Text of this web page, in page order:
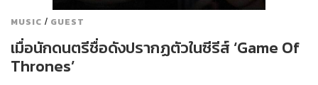
MUSIC / GUEST
เมื่อนักดนตรีชื่อดังปรากฏตัวในซีรีส์ ‘Game Of
Thrones’